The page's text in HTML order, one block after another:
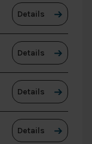
Details
Details
Details
Details